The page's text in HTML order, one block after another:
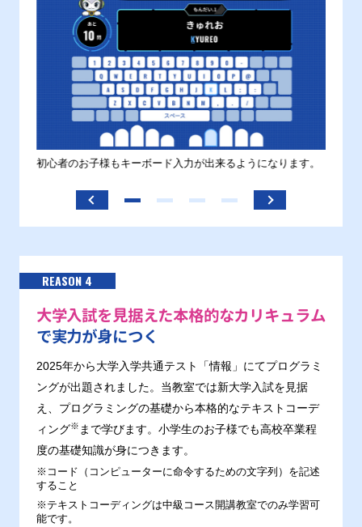
初心者のお子様もキーボード入力が出来るようになります。
REASON 4
大学入試を見据えた本格的なカリキュラム
で実力が身につく
2025年から大学入学共通テスト「情報」にてプログラミ
ングが出題されました。当教室では新大学入試を見据
え、プログラミングの基礎から本格的なテキストコーデ
ィング※ まで学びます。小学生のお子様でも高校卒業程
度の基礎知識が身につきます。
※コード（コンピューターに命令するための文字列）を記述
すること
※テキストコーディングは中級コース開講教室でのみ学習可
能です。